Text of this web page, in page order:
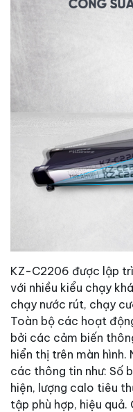
KZ-C2206 được lập
với nhiều kiểu chạy
chạy nước rút, chạy
Toàn bộ các hoạt
bởi các cảm biến
hiển thị trên màn
các thông tin như: Số
hiện, lượng calo tiêu
tập phù hợp, hiệu